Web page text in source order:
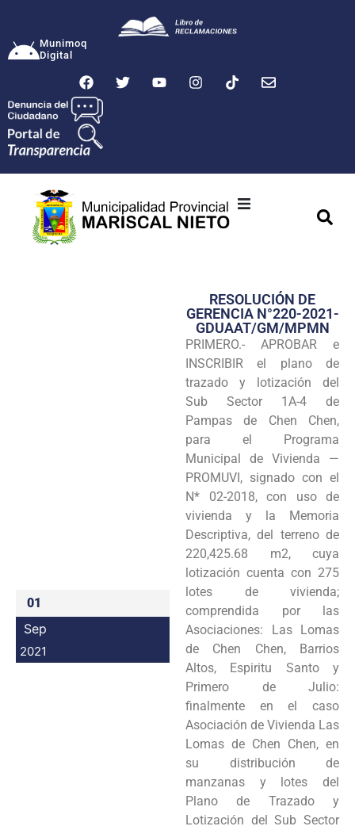
Munimoq
Digital
Transparencia
Seguridad
Programas
Intranet
01
Sep
2021
RESOLUCIÓN DE
GERENCIA N°220-2021-
GDUAAT/GM/MPMN
PRIMERO.- APROBAR e
INSCRIBIR el plano de
trazado y lotización del
Sub Sector 1A-4 de
Pampas de Chen Chen,
para el Programa
Municipal de Vivienda —
PROMUVI, signado con el
N* 02-2018, con uso de
vivienda y la Memoria
Descriptiva, del terreno de
220,425.68 m2, cuya
lotización cuenta con 275
lotes de vivienda;
comprendida por las
Asociaciones: Las Lomas
de Chen Chen, Barrios
Altos, Espiritu Santo y
Primero de Julio:
finalmente en el caso
Asociación de Vivienda Las
Lomas de Chen Chen, en
su distribución de
manzanas y lotes del
Plano de Trazado y
Lotización del Sub Sector